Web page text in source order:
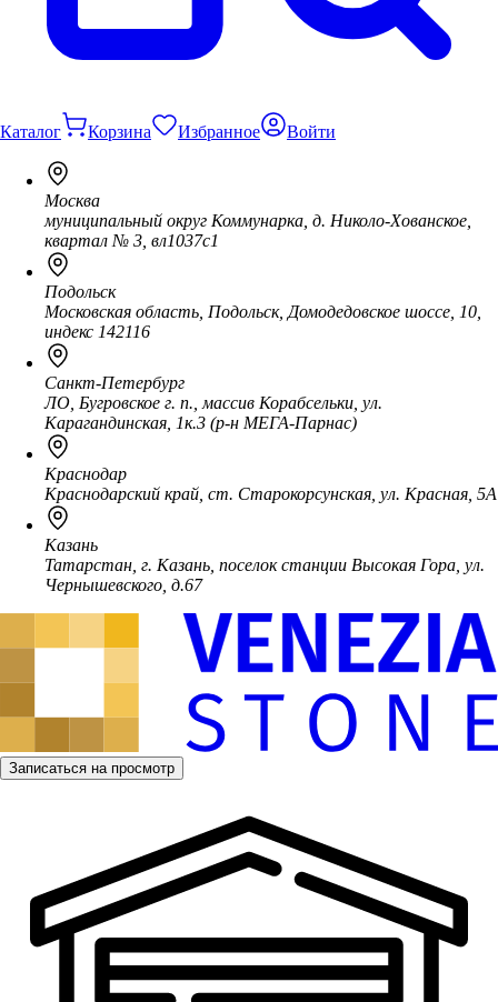
Каталог Корзина Избранное Войти
Москва
муниципальный округ Коммунарка, д. Николо-Хованское,
квартал № 3, вл1037с1
Подольск
Московская область, Подольск, Домодедовское шоссе, 10,
индекс 142116
Санкт-Петербург
ЛО, Бугровское г. п., массив Корабсельки, ул.
Карагандинская, 1к.3 (р-н МЕГА-Парнас)
Краснодар
Краснодарский край, ст. Старокорсунская, ул. Красная, 5А
Казань
Татарстан, г. Казань, поселок станции Высокая Гора, ул.
Чернышевского, д.67
Записаться на просмотр